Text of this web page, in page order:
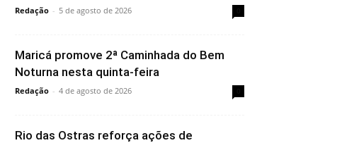
Redação - 5 de agosto de 2026
Maricá promove 2ª Caminhada do Bem
Noturna nesta quinta-feira
Redação - 4 de agosto de 2026
Rio das Ostras reforça ações de